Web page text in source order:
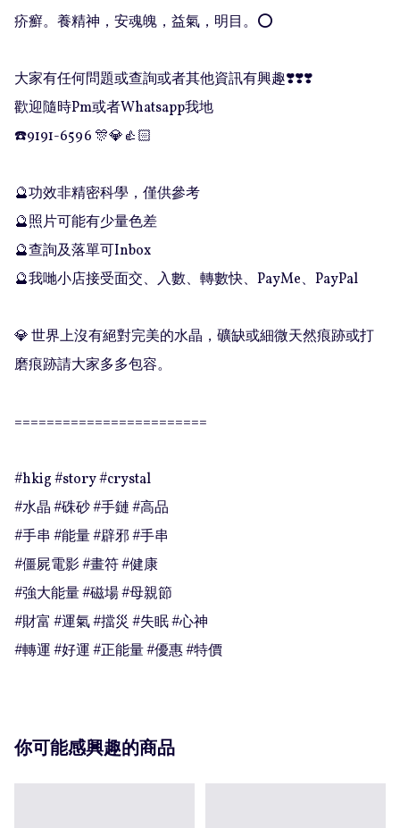
疥癬。養精神，安魂魄，益氣，明目。⭕️
大家有任何問題或查詢或者其他資訊有興趣❣️❣️❣️
歡迎隨時Pm或者Whatsapp我地
☎️9191-6596 🎊💎👍🏻
🔮功效非精密科學，僅供參考
🔮照片可能有少量色差
🔮查詢及落單可Inbox
🔮我哋小店接受面交、入數、轉數快、PayMe、PayPal
💎 世界上沒有絕對完美的水晶，礦缺或細微天然痕跡或打
磨痕跡請大家多多包容。
========================
#hkig #story #crystal
#水晶 #硃砂 #手鏈 #高品
#手串 #能量 #辟邪 #手串
#僵屍電影 #畫符 #健康
#強大能量 #磁場 #母親節
#財富 #運氣 #擋災 #失眠 #心神
#轉運 #好運 #正能量 #優惠 #特價
你可能感興趣的商品